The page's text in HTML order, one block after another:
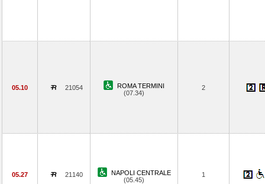
05.10 21054
ROMA TERMINI
(07.34)
2
05.27 21140
NAPOLI CENTRALE
(05.45)
1